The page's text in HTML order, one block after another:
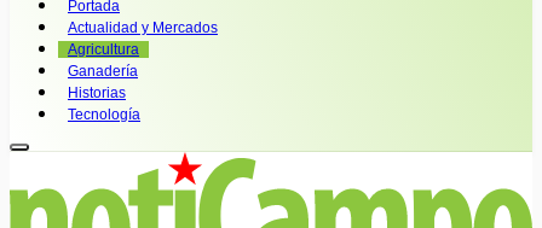
Portada
Actualidad y Mercados
Agricultura
Ganadería
Historias
Tecnología